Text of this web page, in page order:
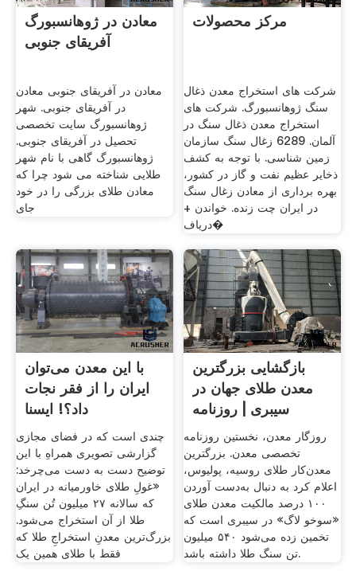
معادن در ژوهانسبورگ
آفریقای جنوبی
معادن در آفریقای جنوبی معادن
در آفریقای جنوبی. شهر
ژوهانسبورگ سایت تخصصی
تحصیل در آفریقای جنوبی.
ژوهانسبورگ گاهی با نام شهر
طلایی شناخته می شود چرا که
معادن طلای بزرگی را در خود
جای
مرکز محصولات
شرکت های استخراج معدن ذغال
سنگ ژوهانسبورگ. شرکت های
استخراج معدن ذغال سنگ در
آلمان. 6289 زغال سنگ سازمان
زمین شناسی. با توجه به کشف
ذخایر عظیم نفت و گاز در کشور،
بهره برداری از معادن زغال سنگ
در ایران چت زنده. خواندن +
دریاف�
با این معدن می‌توان
ایران را از فقر نجات
داد؟! ایسنا
چندی است که در فضای مجازی
گزارشی تصویری همراهِ با این
توضیح دست به دست می‌چرخد:
«غولِ طلای خاورمیانه در ایران
که سالانه ۲۷ میلیون تُن سنگِ
طلا از آن استخراج می‌شود.
بزرگ‌ترین معدنِ استخراجِ طلا که
فقط با طلای همین یک
بازگشایی بزرگترین
معدن طلای جهان در
سیبری | روزنامه
روزگار
روزگار معدن، نخستین روزنامه
تخصصی معدن. بزرگترین
معدن‌کار طلای روسیه، پولیوس،
اعلام کرد به دنبال به‌دست آوردن
۱۰۰ درصد مالکیت معدن طلای
«سوخو لاگ» در سیبری است که
تخمین زده می‌شود ۵۴۰ میلیون
تن سنگ طلا داشته باشد.